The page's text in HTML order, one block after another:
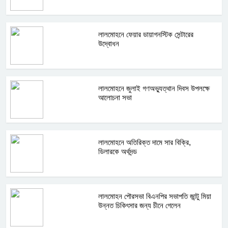
লালমোহনে ফেয়ার ডায়াগনস্টিক সেন্টারের
উদ্বোধন
লালমোহনে জুলাই গণঅভ্যুত্থান দিবস উপলক্ষে
আলোচনা সভা
লালমোহনে অতিরিক্ত দামে সার বিক্রি,
ডিলারকে অর্থদন্ড
লালমোহন পৌরসভা বিএনপির সভাপতি জান্টু মিয়া
উন্নত চিকিৎসার জন্য চীনে গেলেন